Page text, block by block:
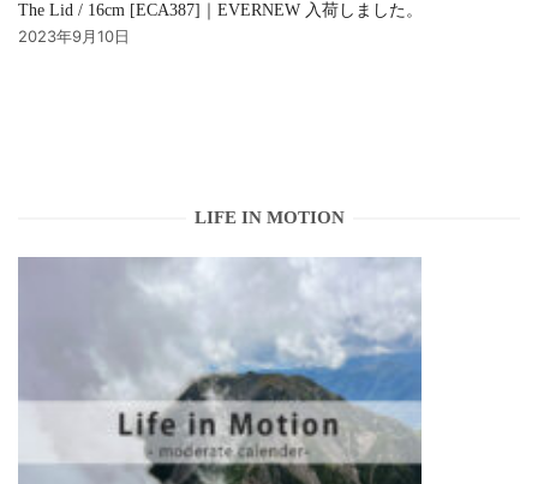
The Lid / 16cm [ECA387]｜EVERNEW 入荷しました。
2023年9月10日
LIFE IN MOTION